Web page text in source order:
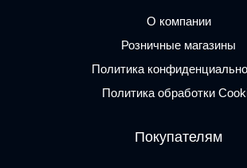
О компании
Розничные магазины
Политика
Политика обработки
Покупателям